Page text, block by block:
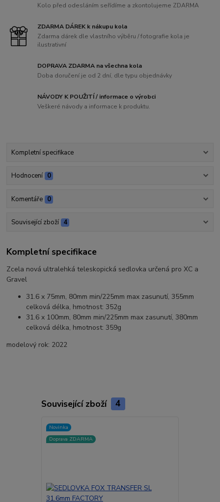
Kolo před odesláním seřídíme a zkontolujeme ZDARMA
ZDARMA DÁREK k nákupu kola
Zdarma dárek dle vlastního výběru / fotografie kola je
ilustrativní
DOPRAVA ZDARMA na všechna kola
Doba doručení je od 2 dní, dle typu objednávky
NÁVODY K POUŽITÍ / informace o výrobci
Veškeré návody a informace k produktu.
Kompletní specifikace
Hodnocení 0
Komentáře 0
Související zboží 4
Kompletní specifikace
Zcela nová ultralehká teleskopická sedlovka určená pro XC a
Gravel
31.6 x 75mm, 80mm min/225mm max zasunutí, 355mm
celková délka, hmotnost: 352g
31.6 x 100mm, 80mm min/225mm max zasunutí, 380mm
celková délka, hmotnost: 359g
modelový rok: 2022
Související zboží 4
Novinka
Doprava ZDARMA